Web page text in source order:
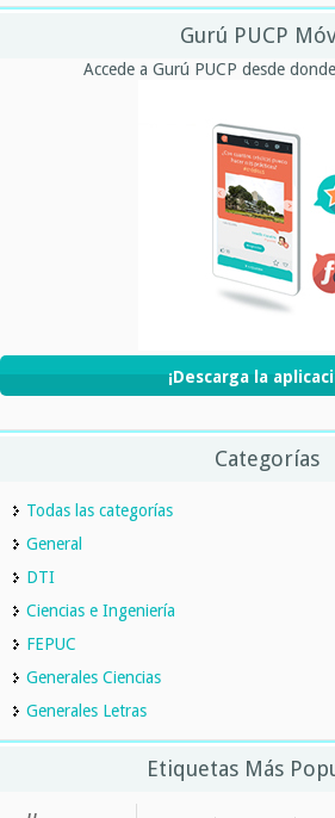
Gurú PUCP
Accede a Gurú PUCP desde
¡Descarga la
Categorías
Todas las categorías
General
DTI
Ciencias e Ingeniería
FEPUC
Generales Ciencias
Generales Letras
Etiquetas Más